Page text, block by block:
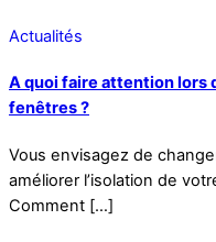
Actualités
A quoi faire attention lors
fenêtres ?
Vous envisagez de
améliorer l’isolation de
Comment […]